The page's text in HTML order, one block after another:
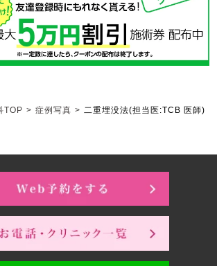
TOP > 症例写真 > 二重埋没法(担当医:TCB 医師)